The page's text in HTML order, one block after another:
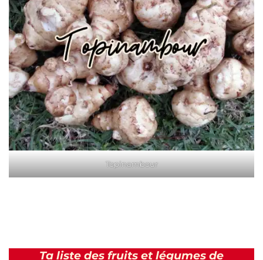
Topinambour
Ta liste des fruits et légumes de